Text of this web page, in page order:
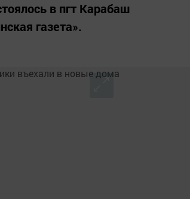
в пгт Карабаш
газета».